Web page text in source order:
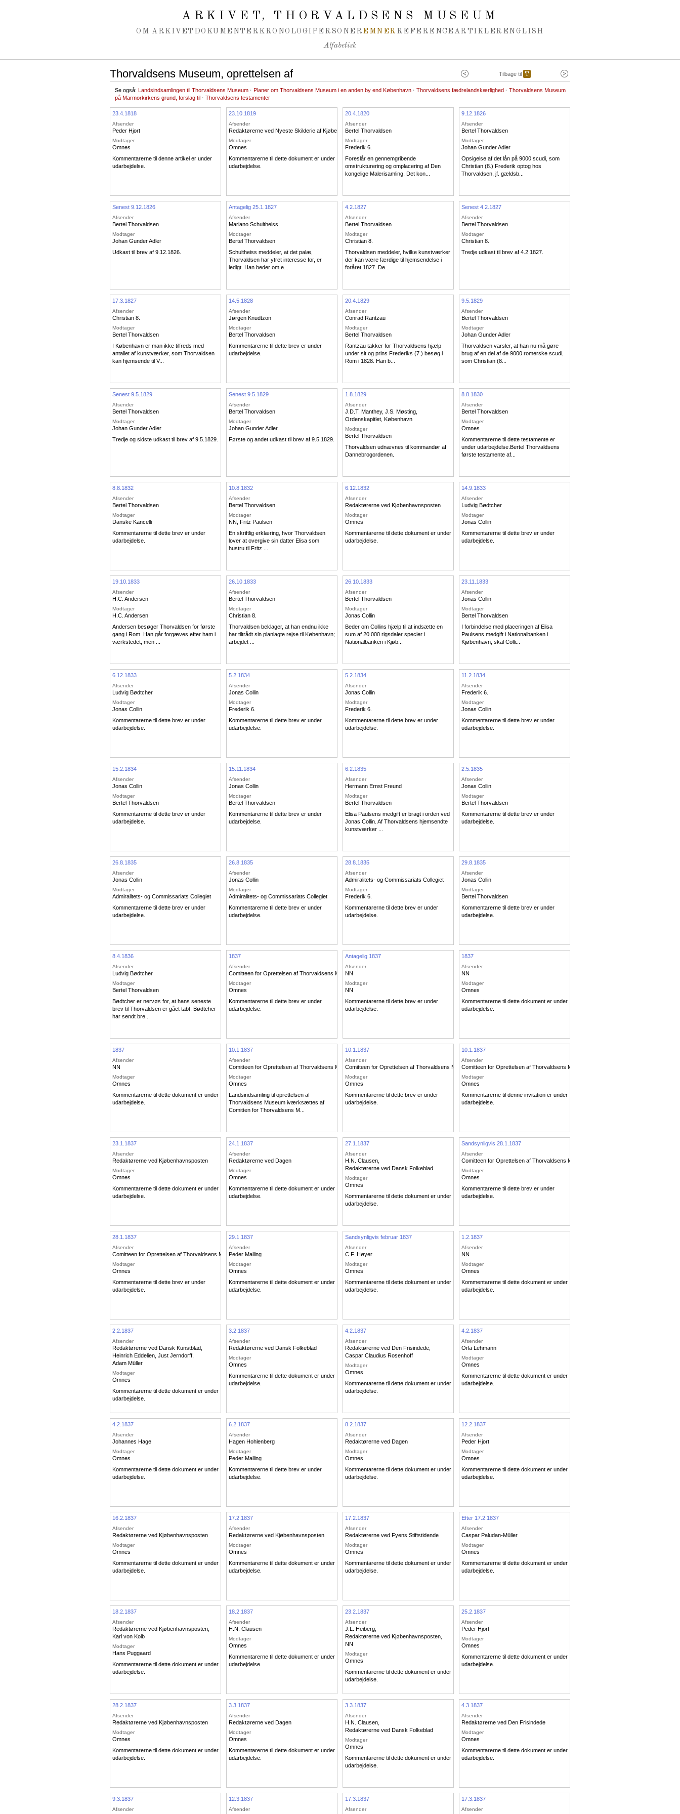
ARKIVET, THORVALDSENS MUSEUM
OM ARKIVET DOKUMENTER KRONOLOGI PERSONER EMNER REFERENCEARTIKLER ENGLISH
Alfabetisk
Tilbage til T
Thorvaldsens Museum, oprettelsen af
Se også: Landsindsamlingen til Thorvaldsens Museum · Planer om Thorvaldsens Museum i en anden by end København · Thorvaldsens fædrelandskærlighed · Thorvaldsens Museum
på Marmorkirkens grund, forslag til · Thorvaldsens testamenter
23.4.1818
Afsender
Peder Hjort
Modtager
Omnes
Kommentarerne til denne artikel er under
udarbejdelse.
23.10.1819
Afsender
Redaktørerne ved Nyeste Skilderie af Kjøbenhavn
Modtager
Omnes
Kommentarerne til dette dokument er under
udarbejdelse.
20.4.1820
Afsender
Bertel Thorvaldsen
Modtager
Frederik 6.
Foreslår en gennemgribende
omstrukturering og omplacering af Den
kongelige Malerisamling, Det kon...
9.12.1826
Afsender
Bertel Thorvaldsen
Modtager
Johan Gunder Adler
Opsigelse af det lån på 9000 scudi, som
Christian (8.) Frederik optog hos
Thorvaldsen, jf. gældsb...
Senest 9.12.1826
Afsender
Bertel Thorvaldsen
Modtager
Johan Gunder Adler
Udkast til brev af 9.12.1826.
Antagelig 25.1.1827
Afsender
Mariano Schultheiss
Modtager
Bertel Thorvaldsen
Schultheiss meddeler, at det palæ,
Thorvaldsen har ytret interesse for, er
ledigt. Han beder om e...
4.2.1827
Afsender
Bertel Thorvaldsen
Modtager
Christian 8.
Thorvaldsen meddeler, hvilke kunstværker
der kan være færdige til hjemsendelse i
foråret 1827. De...
Senest 4.2.1827
Afsender
Bertel Thorvaldsen
Modtager
Christian 8.
Tredje udkast til brev af 4.2.1827.
17.3.1827
Afsender
Christian 8.
Modtager
Bertel Thorvaldsen
I København er man ikke tilfreds med
antallet af kunstværker, som Thorvaldsen
kan hjemsende til V...
14.5.1828
Afsender
Jørgen Knudtzon
Modtager
Bertel Thorvaldsen
Kommentarerne til dette brev er under
udarbejdelse.
20.4.1829
Afsender
Conrad Rantzau
Modtager
Bertel Thorvaldsen
Rantzau takker for Thorvaldsens hjælp
under sit og prins Frederiks (7.) besøg i
Rom i 1828. Han b...
9.5.1829
Afsender
Bertel Thorvaldsen
Modtager
Johan Gunder Adler
Thorvaldsen varsler, at han nu må gøre
brug af en del af de 9000 romerske scudi,
som Christian (8...
Senest 9.5.1829
Afsender
Bertel Thorvaldsen
Modtager
Johan Gunder Adler
Tredje og sidste udkast til brev af 9.5.1829.
Senest 9.5.1829
Afsender
Bertel Thorvaldsen
Modtager
Johan Gunder Adler
Første og andet udkast til brev af 9.5.1829.
1.8.1829
Afsender
J.D.T. Manthey, J.S. Møsting
Ordenskapitlet, København
Modtager
Bertel Thorvaldsen
Thorvaldsen udnævnes til kommandør af
Dannebrogordenen.
8.8.1830
Afsender
Bertel Thorvaldsen
Modtager
Omnes
Kommentarerne til dette testamente er
under udarbejdelse.Bertel Thorvaldsens
første testamente af...
8.8.1832
Afsender
Bertel Thorvaldsen
Modtager
Danske Kancelli
Kommentarerne til dette brev er under
udarbejdelse.
10.8.1832
Afsender
Bertel Thorvaldsen
Modtager
NN Fritz Paulsen
En skriftlig erklæring, hvor Thorvaldsen
lover at overgive sin datter Elisa som
hustru til Fritz ...
6.12.1832
Afsender
Redaktørerne ved Kjøbenhavnsposten
Modtager
Omnes
Kommentarerne til dette dokument er under
udarbejdelse.
14.9.1833
Afsender
Ludvig Bødtcher
Modtager
Jonas Collin
Kommentarerne til dette brev er under
udarbejdelse.
19.10.1833
Afsender
H.C. Andersen
Modtager
H.C. Andersen
Andersen besøger Thorvaldsen for første
gang i Rom. Han går forgæves efter ham i
værkstedet, men ...
26.10.1833
Afsender
Bertel Thorvaldsen
Modtager
Christian 8.
Thorvaldsen beklager, at han endnu ikke
har tiltrådt sin planlagte rejse til København;
arbejdet ...
26.10.1833
Afsender
Bertel Thorvaldsen
Modtager
Jonas Collin
Beder om Collins hjælp til at indsætte en
sum af 20.000 rigsdaler specier i
Nationalbanken i Kjøb...
23.11.1833
Afsender
Jonas Collin
Modtager
Bertel Thorvaldsen
I forbindelse med placeringen af Elisa
Paulsens medgift i Nationalbanken i
Kjøbenhavn, skal Colli...
6.12.1833
Afsender
Ludvig Bødtcher
Modtager
Jonas Collin
Kommentarerne til dette brev er under
udarbejdelse.
5.2.1834
Afsender
Jonas Collin
Modtager
Frederik 6.
Kommentarerne til dette brev er under
udarbejdelse.
5.2.1834
Afsender
Jonas Collin
Modtager
Frederik 6.
Kommentarerne til dette brev er under
udarbejdelse.
11.2.1834
Afsender
Frederik 6.
Modtager
Jonas Collin
Kommentarerne til dette brev er under
udarbejdelse.
15.2.1834
Afsender
Jonas Collin
Modtager
Bertel Thorvaldsen
Kommentarerne til dette brev er under
udarbejdelse.
15.11.1834
Afsender
Jonas Collin
Modtager
Bertel Thorvaldsen
Kommentarerne til dette brev er under
udarbejdelse.
6.2.1835
Afsender
Hermann Ernst Freund
Modtager
Bertel Thorvaldsen
Elisa Paulsens medgift er bragt i orden ved
Jonas Collin. Af Thorvaldsens hjemsendte
kunstværker ...
2.5.1835
Afsender
Jonas Collin
Modtager
Bertel Thorvaldsen
Kommentarerne til dette brev er under
udarbejdelse.
26.8.1835
Afsender
Jonas Collin
Modtager
Admiralitets- og Commissariats Collegiet
Kommentarerne til dette brev er under
udarbejdelse.
26.8.1835
Afsender
Jonas Collin
Modtager
Admiralitets- og Commissariats Collegiet
Kommentarerne til dette brev er under
udarbejdelse.
28.8.1835
Afsender
Admiralitets- og Commissariats Collegiet
Modtager
Frederik 6.
Kommentarerne til dette brev er under
udarbejdelse.
29.8.1835
Afsender
Jonas Collin
Modtager
Bertel Thorvaldsen
Kommentarerne til dette brev er under
udarbejdelse.
8.4.1836
Afsender
Ludvig Bødtcher
Modtager
Bertel Thorvaldsen
Bødtcher er nervøs for, at hans seneste
brev til Thorvaldsen er gået tabt. Bødtcher
har sendt bre...
1837
Afsender
Comitteen for Oprettelsen af Thorvaldsens Museum
Modtager
Omnes
Kommentarerne til dette brev er under
udarbejdelse.
Antagelig 1837
Afsender
NN
Modtager
NN
Kommentarerne til dette brev er under
udarbejdelse.
1837
Afsender
NN
Modtager
Omnes
Kommentarerne til dette dokument er under
udarbejdelse.
1837
Afsender
NN
Modtager
Omnes
Kommentarerne til dette dokument er under
udarbejdelse.
10.1.1837
Afsender
Comitteen for Oprettelsen af Thorvaldsens Museum
Modtager
Omnes
Landsindsamling til oprettelsen af
Thorvaldsens Museum iværksættes af
Comitten for Thorvaldsens M...
10.1.1837
Afsender
Comitteen for Oprettelsen af Thorvaldsens Museum
Modtager
Omnes
Kommentarerne til dette brev er under
udarbejdelse.
10.1.1837
Afsender
Comitteen for Oprettelsen af Thorvaldsens Museum
Modtager
Omnes
Kommentarerne til denne invitation er under
udarbejdelse.
23.1.1837
Afsender
Redaktørerne ved Kjøbenhavnsposten
Modtager
Omnes
Kommentarerne til dette dokument er under
udarbejdelse.
24.1.1837
Afsender
Redaktørerne ved Dagen
Modtager
Omnes
Kommentarerne til dette dokument er under
udarbejdelse.
27.1.1837
Afsender
H.N. Clausen
Redaktørerne ved Dansk Folkeblad
Modtager
Omnes
Kommentarerne til dette dokument er under
udarbejdelse.
Sandsynligvis 28.1.1837
Afsender
Comitteen for Oprettelsen af Thorvaldsens Museum
Modtager
Omnes
Kommentarerne til dette brev er under
udarbejdelse.
28.1.1837
Afsender
Comitteen for Oprettelsen af Thorvaldsens Museum
Modtager
Omnes
Kommentarerne til dette brev er under
udarbejdelse.
29.1.1837
Afsender
Peder Malling
Modtager
Omnes
Kommentarerne til dette dokument er under
udarbejdelse.
Sandsynligvis februar 1837
Afsender
C.F. Høyer
Modtager
Omnes
Kommentarerne til dette dokument er under
udarbejdelse.
1.2.1837
Afsender
NN
Modtager
Omnes
Kommentarerne til dette dokument er under
udarbejdelse.
2.2.1837
Afsender
Redaktørerne ved Dansk Kunstblad
Heinrich Eddelien Just Jerndorff
Adam Müller
Modtager
Omnes
Kommentarerne til dette dokument er under
udarbejdelse.
3.2.1837
Afsender
Redaktørerne ved Dansk Folkeblad
Modtager
Omnes
Kommentarerne til dette dokument er under
udarbejdelse.
4.2.1837
Afsender
Redaktørerne ved Den Frisindede
Caspar Claudius Rosenhoff
Modtager
Omnes
Kommentarerne til dette dokument er under
udarbejdelse.
4.2.1837
Afsender
Orla Lehmann
Modtager
Omnes
Kommentarerne til dette dokument er under
udarbejdelse.
4.2.1837
Afsender
Johannes Hage
Modtager
Omnes
Kommentarerne til dette dokument er under
udarbejdelse.
6.2.1837
Afsender
Hagen Hohlenberg
Modtager
Peder Malling
Kommentarerne til dette brev er under
udarbejdelse.
8.2.1837
Afsender
Redaktørerne ved Dagen
Modtager
Omnes
Kommentarerne til dette dokument er under
udarbejdelse.
12.2.1837
Afsender
Peder Hjort
Modtager
Omnes
Kommentarerne til dette dokument er under
udarbejdelse.
16.2.1837
Afsender
Redaktørerne ved Kjøbenhavnsposten
Modtager
Omnes
Kommentarerne til dette dokument er under
udarbejdelse.
17.2.1837
Afsender
Redaktørerne ved Kjøbenhavnsposten
Modtager
Omnes
Kommentarerne til dette dokument er under
udarbejdelse.
17.2.1837
Afsender
Redaktørerne ved Fyens Stiftstidende
Modtager
Omnes
Kommentarerne til dette dokument er under
udarbejdelse.
Efter 17.2.1837
Afsender
Caspar Paludan-Müller
Modtager
Omnes
Kommentarerne til dette dokument er under
udarbejdelse.
18.2.1837
Afsender
Redaktørerne ved Kjøbenhavnsposten
Karl von Kolb
Modtager
Hans Puggaard
Kommentarerne til dette dokument er under
udarbejdelse.
18.2.1837
Afsender
H.N. Clausen
Modtager
Omnes
Kommentarerne til dette dokument er under
udarbejdelse.
23.2.1837
Afsender
J.L. Heiberg
Redaktørerne ved Kjøbenhavnsposten
NN
Modtager
Omnes
Kommentarerne til dette dokument er under
udarbejdelse.
25.2.1837
Afsender
Peder Hjort
Modtager
Omnes
Kommentarerne til dette dokument er under
udarbejdelse.
28.2.1837
Afsender
Redaktørerne ved Kjøbenhavnsposten
Modtager
Omnes
Kommentarerne til dette dokument er under
udarbejdelse.
3.3.1837
Afsender
Redaktørerne ved Dagen
Modtager
Omnes
Kommentarerne til dette dokument er under
udarbejdelse.
3.3.1837
Afsender
H.N. Clausen
Redaktørerne ved Dansk Folkeblad
Modtager
Omnes
Kommentarerne til dette dokument er under
udarbejdelse.
4.3.1837
Afsender
Redaktørerne ved Den Frisindede
Modtager
Omnes
Kommentarerne til dette dokument er under
udarbejdelse.
9.3.1837
Afsender
12.3.1837
Afsender
17.3.1837
Afsender
17.3.1837
Afsender